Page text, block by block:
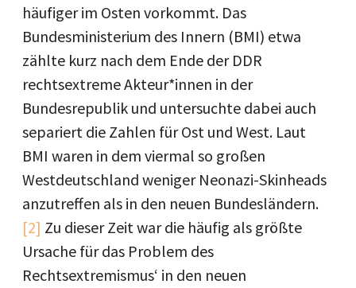
häufiger im Osten vorkommt. Das
Bundesministerium des Innern (BMI) etwa
zählte kurz nach dem Ende der DDR
rechtsextreme Akteur*innen in der
Bundesrepublik und untersuchte dabei auch
separiert die Zahlen für Ost und West. Laut
BMI waren in dem viermal so großen
Westdeutschland weniger Neonazi-Skinheads
anzutreffen als in den neuen Bundesländern.
[2] Zu dieser Zeit war die häufig als größte
Ursache für das Problem des
Rechtsextremismus‘ in den neuen